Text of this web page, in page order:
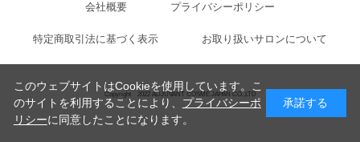
会社概要 プライバシーポリシー
特定商取引法に基づく表示 お取り扱いサロンについて
Copyright 2022 ADJUVANT COSME JAPAN CO.,LTD
このウェブサイトはCookieを使用しています。こ
のサイトを利用することにより、 プライバシーポ
リシーに同意したことになります。
承諾する